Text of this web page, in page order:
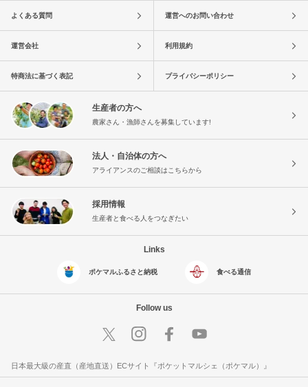
よくある質問 運営へのお問い合わせ
運営会社 利用規約
特商法に基づく表記 プライバシーポリシー
生産者の方へ
農家さん・漁師さんを募集しています!
法人・自治体の方へ
アライアンスのご相談はこちらから
採用情報
生産者と食べる人をつなぎたい
Links
ポケマルふるさと納税 食べる通信
Follow us
日本最大級の産直（産地直送）ECサイト『ポケットマルシェ（ポケマル）』